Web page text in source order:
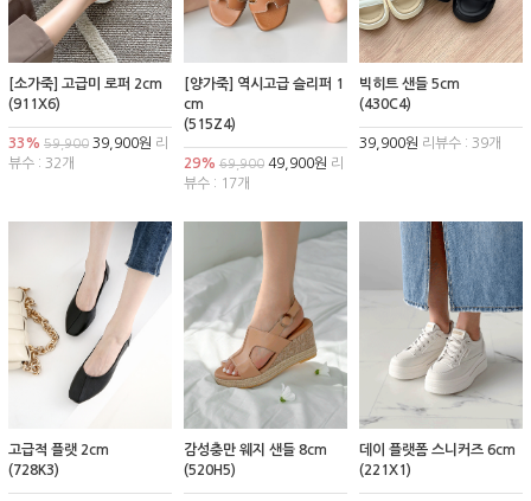
[소가죽] 고급미 로퍼 2cm
(911X6)
33% 59,900 39,900원 리
뷰수 : 32개
[양가죽] 역시고급 슬리퍼 1
cm
(515Z4)
29% 69,90049,900원 리
뷰수 : 17개
빅히트 샌들 5cm
(430C4)
39,900원 리뷰수 : 39개
고급적 플랫 2cm
(728K3)
감성충만 웨지 샌들 8cm
(520H5)
데이 플랫폼 스니커즈 6cm
(221X1)